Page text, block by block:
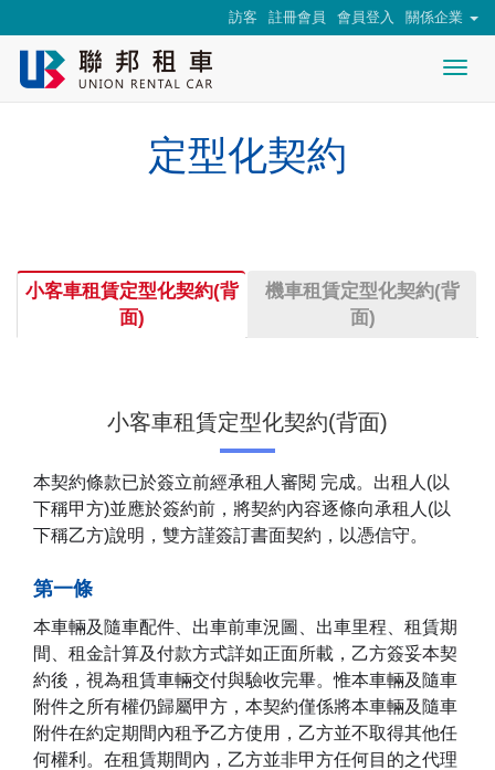
訪客 註冊會員 會員登入 關係企業
nav
定型化契約
小客車租賃定型化契約(背
面)
機車租賃定型化契約(背
面)
小客車租賃定型化契約(背面)
本契約條款已於簽立前經承租人審閱 完成。出租人(以
下稱甲方)並應於簽約前，將契約內容逐條向承租人(以
下稱乙方)說明，雙方謹簽訂書面契約，以憑信守。
第一條
本車輛及隨車配件、出車前車況圖、出車里程、租賃期
間、租金計算及付款方式詳如正面所載，乙方簽妥本契
約後，視為租賃車輛交付與驗收完畢。惟本車輛及隨車
附件之所有權仍歸屬甲方，本契約僅係將本車輛及隨車
附件在約定期間內租予乙方使用，乙方並不取得其他任
何權利。在租賃期間內，乙方並非甲方任何目的之代理